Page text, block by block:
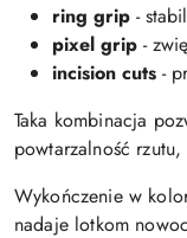
ring grip -
pixel grip -
incision cuts -
Taka kombinacja
powtarzalność
Wykończenie w
nadaje lotkom